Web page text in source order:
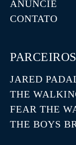
ANUNCIE
CONTATO
JARED
THE
FEAR THE
THE BOYS